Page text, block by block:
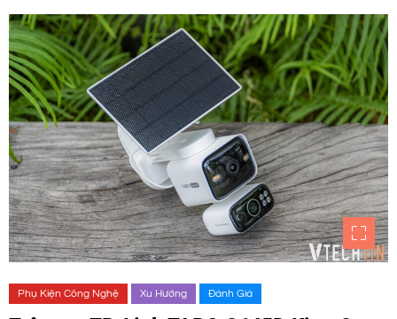
Phụ Kiện Công Nghệ Xu Hướng Đánh Giá